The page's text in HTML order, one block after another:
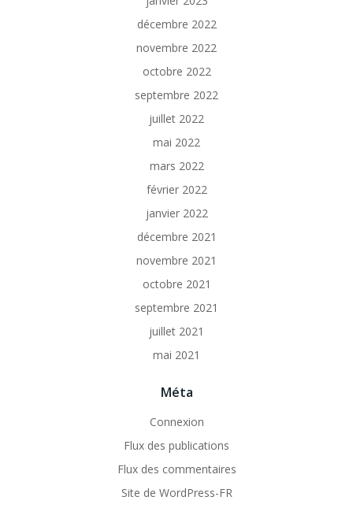
décembre 2022
novembre 2022
octobre 2022
septembre 2022
juillet 2022
mai 2022
mars 2022
février 2022
janvier 2022
décembre 2021
novembre 2021
octobre 2021
septembre 2021
juillet 2021
mai 2021
Méta
Connexion
Flux des publications
Flux des commentaires
Site de WordPress-FR